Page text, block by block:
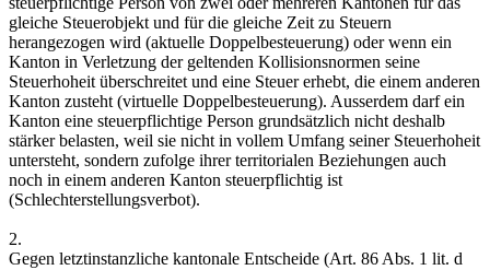
gleiche Steuerobjekt und für die gleiche Zeit zu Steuern
herangezogen wird (aktuelle Doppelbesteuerung) oder wenn ein
Kanton in Verletzung der geltenden Kollisionsnormen seine
Steuerhoheit überschreitet und eine Steuer erhebt, die einem anderen
Kanton zusteht (virtuelle Doppelbesteuerung). Ausserdem darf ein
Kanton eine steuerpflichtige Person grundsätzlich nicht deshalb
stärker belasten, weil sie nicht in vollem Umfang seiner Steuerhoheit
untersteht, sondern zufolge ihrer territorialen Beziehungen auch
noch in einem anderen Kanton steuerpflichtig ist
(Schlechterstellungsverbot).
2.
Gegen letztinstanzliche kantonale Entscheide (Art. 86 Abs. 1 lit. d